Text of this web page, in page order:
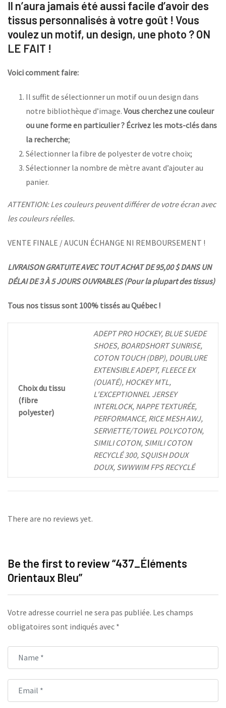
Il n’aura jamais été aussi facile d’avoir des
tissus personnalisés à votre goût ! Vous
voulez un motif, un design, une photo ? ON
LE FAIT !
Voici comment faire:
Il suffit de sélectionner un motif ou un design dans
notre bibliothèque d’image. Vous cherchez une couleur
ou une forme en particulier ? Écrivez les mots-clés dans
la recherche;
Sélectionner la fibre de polyester de votre choix;
Sélectionner la nombre de mètre avant d’ajouter au
panier.
ATTENTION: Les couleurs peuvent différer de votre écran avec
les couleurs réelles.
VENTE FINALE / AUCUN ÉCHANGE NI REMBOURSEMENT !
LIVRAISON GRATUITE AVEC TOUT ACHAT DE 95,00 $ DANS UN
DÉLAI DE 3 À 5 JOURS OUVRABLES (Pour la plupart des tissus)
Tous nos tissus sont 100% tissés au Québec !
Choix du tissu
(fibre
polyester)
ADEPT PRO HOCKEY, BLUE SUEDE
SHOES, BOARDSHORT SUNRISE,
COTON TOUCH (DBP), DOUBLURE
EXTENSIBLE ADEPT, FLEECE EX
(OUATÉ), HOCKEY MTL,
L'EXCEPTIONNEL JERSEY
INTERLOCK, NAPPE TEXTURÉE,
PERFORMANCE, RICE MESH AWJ,
SERVIETTE/TOWEL POLYCOTON,
SIMILI COTON, SIMILI COTON
RECYCLÉ 300, SQUISH DOUX
DOUX, SWWWIM FPS RECYCLÉ
There are no reviews yet.
Be the first to review “437_Éléments
Orientaux Bleu”
Votre adresse courriel ne sera pas publiée. Les champs
obligatoires sont indiqués avec *